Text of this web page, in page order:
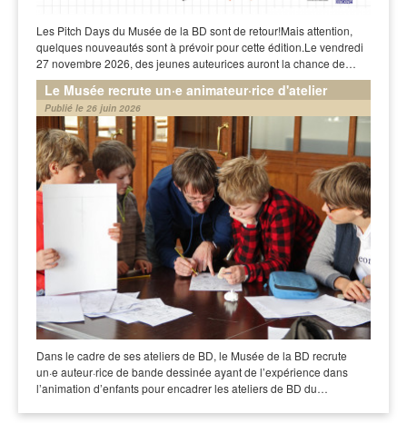
Les Pitch Days du Musée de la BD sont de retour!Mais attention,
quelques nouveautés sont à prévoir pour cette édition.Le vendredi
27 novembre 2026, des jeunes auteurices auront la chance de…
Le Musée recrute un·e animateur·rice d'atelier
Publié le 26 juin 2026
Dans le cadre de ses ateliers de BD, le Musée de la BD recrute
un·e auteur·rice de bande dessinée ayant de l’expérience dans
l’animation d’enfants pour encadrer les ateliers de BD du…